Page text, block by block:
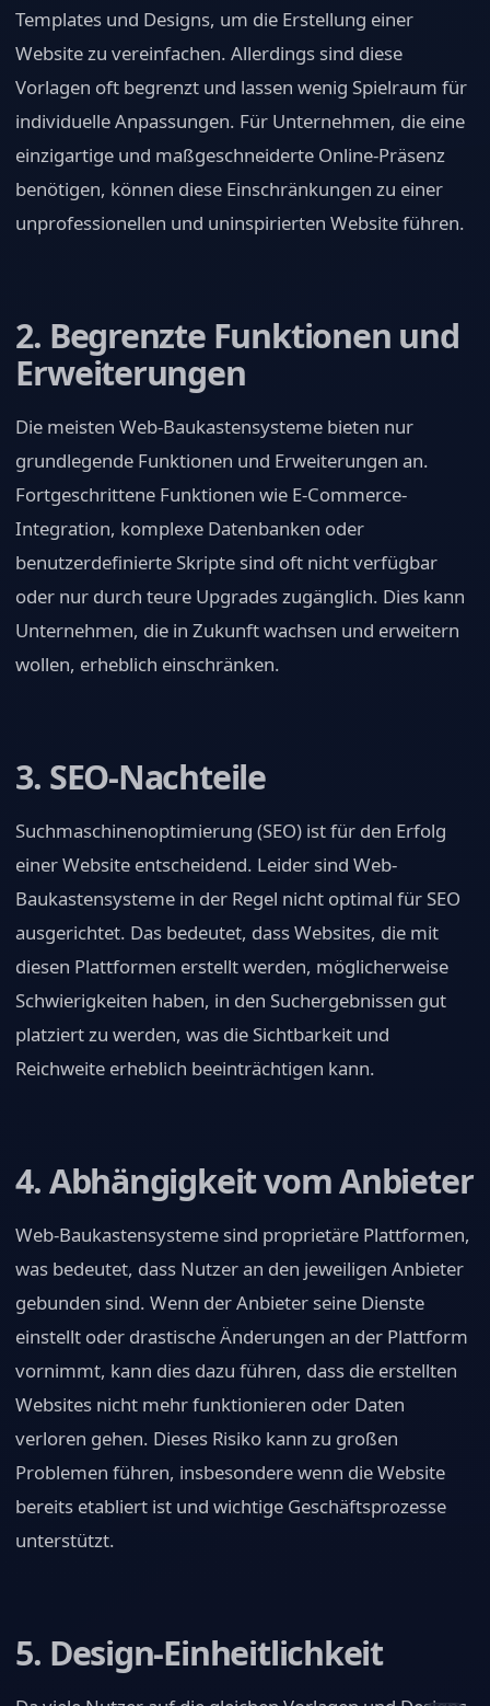
Templates und Designs, um die Erstellung einer
Website zu vereinfachen. Allerdings sind diese
Vorlagen oft begrenzt und lassen wenig Spielraum für
individuelle Anpassungen. Für Unternehmen, die eine
einzigartige und maßgeschneiderte Online-Präsenz
benötigen, können diese Einschränkungen zu einer
unprofessionellen und uninspirierten Website führen.
2. Begrenzte Funktionen und
Erweiterungen
Die meisten Web-Baukastensysteme bieten nur
grundlegende Funktionen und Erweiterungen an.
Fortgeschrittene Funktionen wie E-Commerce-
Integration, komplexe Datenbanken oder
benutzerdefinierte Skripte sind oft nicht verfügbar
oder nur durch teure Upgrades zugänglich. Dies kann
Unternehmen, die in Zukunft wachsen und erweitern
wollen, erheblich einschränken.
3. SEO-Nachteile
Suchmaschinenoptimierung (SEO) ist für den Erfolg
einer Website entscheidend. Leider sind Web-
Baukastensysteme in der Regel nicht optimal für SEO
ausgerichtet. Das bedeutet, dass Websites, die mit
diesen Plattformen erstellt werden, möglicherweise
Schwierigkeiten haben, in den Suchergebnissen gut
platziert zu werden, was die Sichtbarkeit und
Reichweite erheblich beeinträchtigen kann.
4. Abhängigkeit vom Anbieter
Web-Baukastensysteme sind proprietäre Plattformen,
was bedeutet, dass Nutzer an den jeweiligen Anbieter
gebunden sind. Wenn der Anbieter seine Dienste
einstellt oder drastische Änderungen an der Plattform
vornimmt, kann dies dazu führen, dass die erstellten
Websites nicht mehr funktionieren oder Daten
verloren gehen. Dieses Risiko kann zu großen
Problemen führen, insbesondere wenn die Website
bereits etabliert ist und wichtige Geschäftsprozesse
unterstützt.
5. Design-Einheitlichkeit